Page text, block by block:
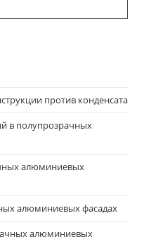
против конденсата
в полупрозрачных
алюминиевых
алюминиевых фасадах
алюминиевых